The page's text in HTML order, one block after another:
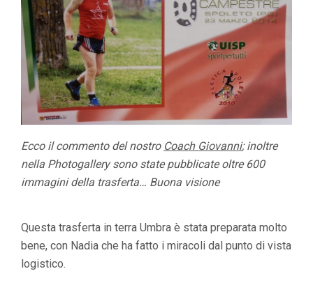
Ecco il commento del nostro Coach Giovanni; inoltre
nella Photogallery sono state pubblicate oltre 600
immagini della trasferta… Buona visione
Questa trasferta in terra Umbra è stata preparata molto
bene, con Nadia che ha fatto i miracoli dal punto di vista
logistico.